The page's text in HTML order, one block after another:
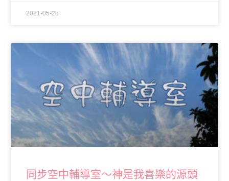
2021-05-28
同步空中輔導室～神是我喜樂的源頭